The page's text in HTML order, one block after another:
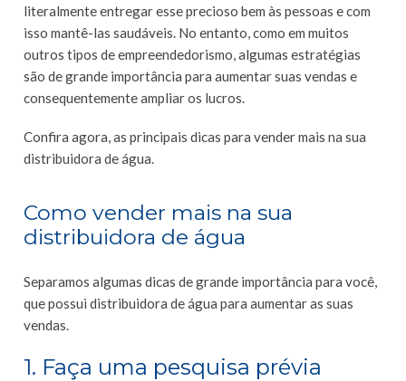
literalmente entregar esse precioso bem às pessoas e com
isso mantê-las saudáveis. No entanto, como em muitos
outros tipos de empreendedorismo, algumas estratégias
são de grande importância para aumentar suas vendas e
consequentemente ampliar os lucros.
Confira agora, as principais dicas para vender mais na sua
distribuidora de água.
Como vender mais na sua
distribuidora de água
Separamos algumas dicas de grande importância para você,
que possui distribuidora de água para aumentar as suas
vendas.
1. Faça uma pesquisa prévia